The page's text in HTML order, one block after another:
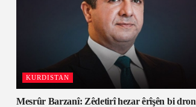
KURDISTAN
Mesrûr Barzanî: Zêdetirî hezar êrîşên bi dron